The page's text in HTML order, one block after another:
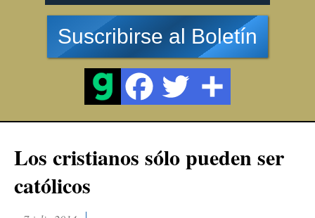
Suscribirse al Boletín
Los cristianos sólo pueden ser
católicos